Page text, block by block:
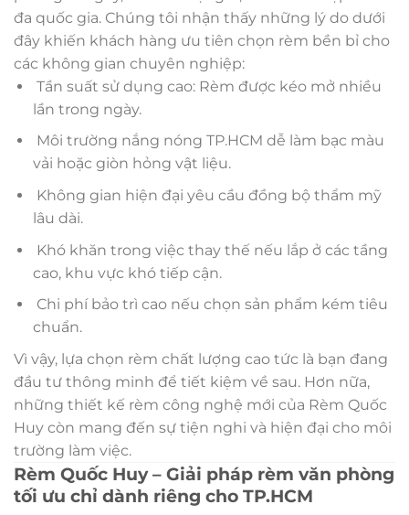
đa quốc gia. Chúng tôi nhận thấy những lý do dưới
đây khiến khách hàng ưu tiên chọn rèm bền bỉ cho
các không gian chuyên nghiệp:
Tần suất sử dụng cao: Rèm được kéo mở nhiều
lần trong ngày.
Môi trường nắng nóng TP.HCM dễ làm bạc màu
vải hoặc giòn hỏng vật liệu.
Không gian hiện đại yêu cầu đồng bộ thẩm mỹ
lâu dài.
Khó khăn trong việc thay thế nếu lắp ở các tầng
cao, khu vực khó tiếp cận.
Chi phí bảo trì cao nếu chọn sản phẩm kém tiêu
chuẩn.
Vì vậy, lựa chọn rèm chất lượng cao tức là bạn đang
đầu tư thông minh để tiết kiệm về sau. Hơn nữa,
những thiết kế rèm công nghệ mới của Rèm Quốc
Huy còn mang đến sự tiện nghi và hiện đại cho môi
trường làm việc.
Rèm Quốc Huy – Giải pháp rèm văn phòng
tối ưu chỉ dành riêng cho TP.HCM